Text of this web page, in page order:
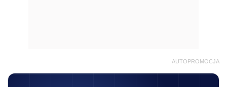
AUTOPROMOCJA